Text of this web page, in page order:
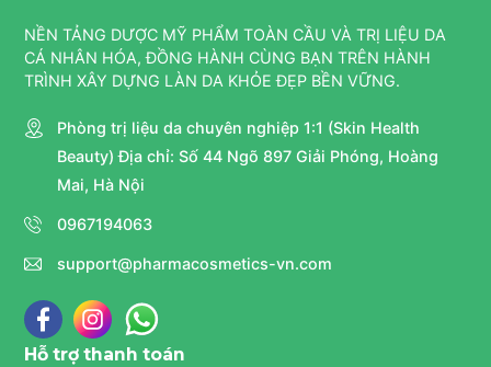
NỀN TẢNG DƯỢC MỸ PHẨM TOÀN CẦU VÀ TRỊ LIỆU DA
CÁ NHÂN HÓA, ĐỒNG HÀNH CÙNG BẠN TRÊN HÀNH
TRÌNH XÂY DỰNG LÀN DA KHỎE ĐẸP BỀN VỮNG.
Phòng trị liệu da chuyên nghiệp 1:1 (Skin Health
Beauty) Địa chỉ: Số 44 Ngõ 897 Giải Phóng, Hoàng
Mai, Hà Nội
0967194063
support@pharmacosmetics-vn.com
Hỗ trợ thanh toán